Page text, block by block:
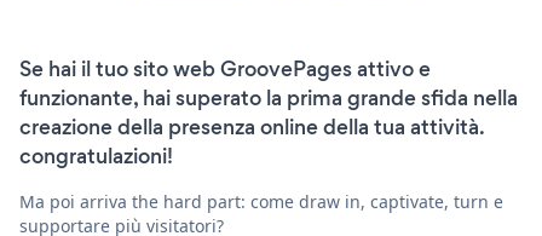
Se hai il tuo sito web GroovePages attivo e
funzionante, hai superato la prima grande sfida nella
creazione della presenza online della tua attività.
congratulazioni!
Ma poi arriva the hard part: come draw in, captivate, turn e
supportare più visitatori?